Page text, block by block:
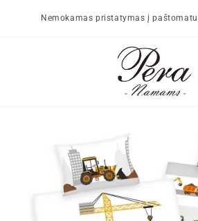
Nemokamas pristatymas į